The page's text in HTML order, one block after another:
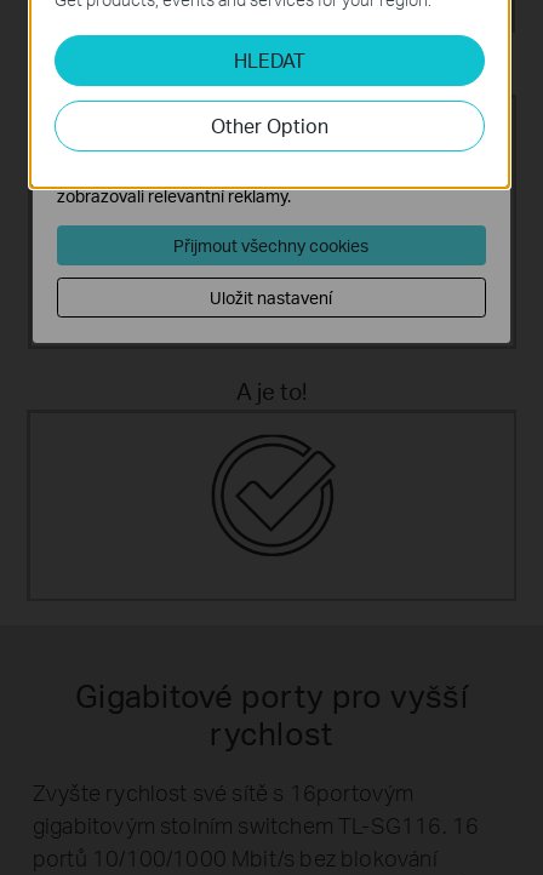
Připojení k zařízením.
A je to!
Gigabitové porty pro vyšší
rychlost
Zvyšte rychlost své sítě s 16portovým
gigabitovým stolním switchem TL-SG116. 16
portů 10/100/1000 Mbit/s bez blokování
HLEDAT
Other Option
Analytické a marketingové cookies
Soubory cookie pro nám umožňují analyzovat vaše
aktivity na našich webových stránkách za účelem
zlepšení a přizpůsobení jejich funkčnosti.
Marketingové soubory cookie mohou prostřednictvím
zobrazovali relevantní reklamy.
Přijmout všechny cookies
Uložit nastavení